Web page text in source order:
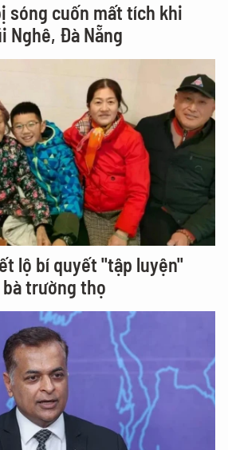
sóng cuốn mất tích khi
Nghê, Đà Nẵng
lộ bí quyết "tập luyện"
trường thọ